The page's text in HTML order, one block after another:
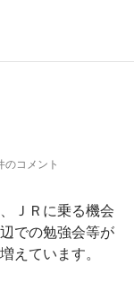
のコメント
ＪＲに乗る機会
での勉強会等が
えています。